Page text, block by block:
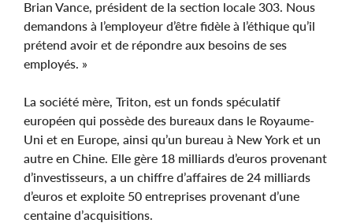
Brian Vance, président de la section locale 303. Nous
demandons à l’employeur d’être fidèle à l’éthique qu’il
prétend avoir et de répondre aux besoins de ses
employés. »
La société mère, Triton, est un fonds spéculatif
européen qui possède des bureaux dans le Royaume-
Uni et en Europe, ainsi qu’un bureau à New York et un
autre en Chine. Elle gère 18 milliards d’euros provenant
d’investisseurs, a un chiffre d’affaires de 24 milliards
d’euros et exploite 50 entreprises provenant d’une
centaine d’acquisitions.